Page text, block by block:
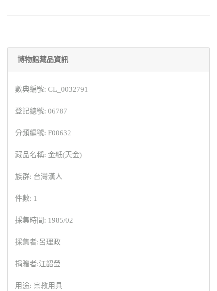
博物館藏品資訊
數典編號: CL_0032791
登記總號: 06787
分類編號: F00632
藏品名稱: 金紙(天金)
族群: 台灣漢人
件數: 1
採集時間: 1985/02
採集者:呂理政
捐贈者:江韶瑩
用途: 宗教用具